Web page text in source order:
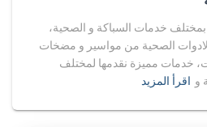
خدمات السباكة و الصحية،
الصحية من مواسير و مضخات
خدمات مميزة نقدمها لمختلف
و اقرأ المزيد